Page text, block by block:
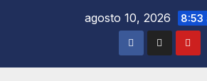
agosto 10, 2026 8:53